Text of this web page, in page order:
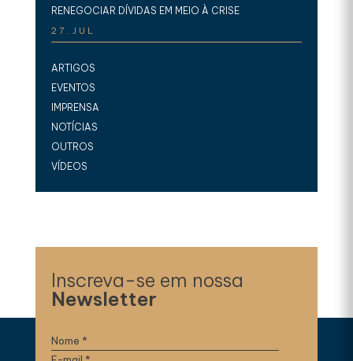
RENEGOCIAR DÍVIDAS EM MEIO À CRISE
27.JUL
ARTIGOS
EVENTOS
IMPRENSA
NOTÍCIAS
OUTROS
VÍDEOS
Inscreva-se em nossa
Newsletter